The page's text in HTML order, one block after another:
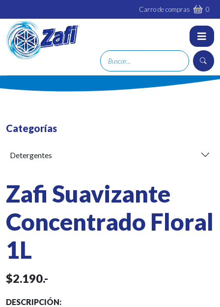
Carro de compras 0
Categorías
Detergentes
Zafi Suavizante
Concentrado Floral
1L
$2.190.-
DESCRIPCIÓN: